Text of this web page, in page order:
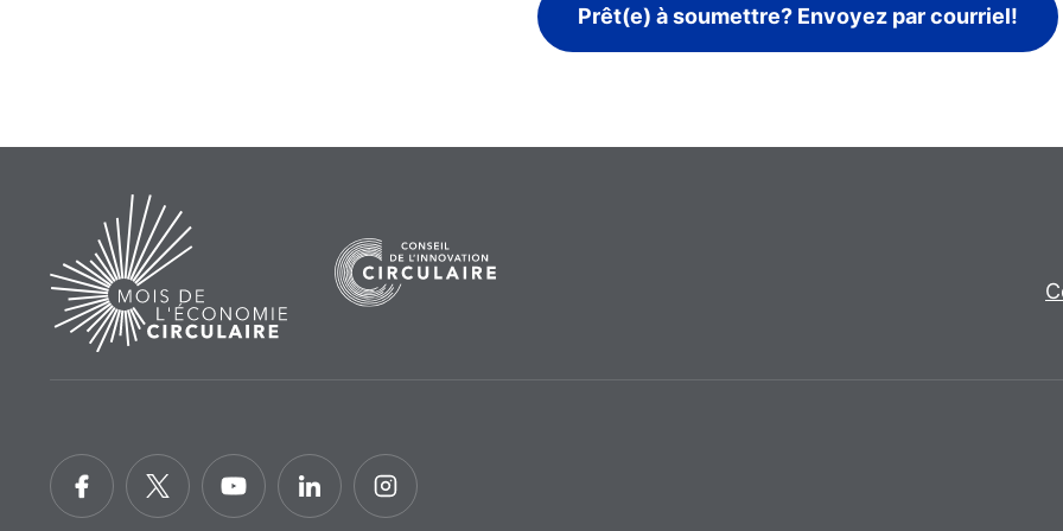
Prêt(e) à soumettre? Envoyez par courriel!
Home
FacebookTwitter YouTubeLinkedInInstagram